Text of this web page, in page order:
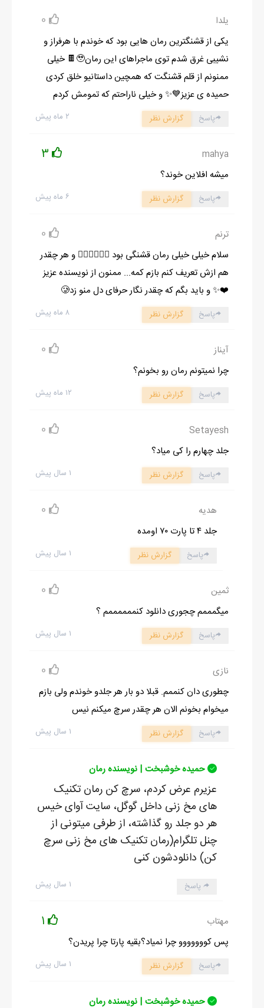
یلدا 0
یکی از قشنگترین رمان هایی بود که خوندم با هرفراز و
نشیبی غرق شدم توی ماجراهای این رمان🥹🍫 خیلی
ممنونم از قلم قشنگت که همچین داستانیو خلق کردی
حمیده ی عزیز💙✨ و خیلی ناراحتم که تمومش کردم
۲ ماه پیش پاسخ گزارش نظر
mahya
3
میشه افلاین خوند؟
۶ ماه پیش پاسخ گزارش نظر
ترنم 0
سلام خیلی خیلی رمان قشنگی بود 👌🏻👌🏻👌🏻 و هر چقدر
هم ازش تعریف کنم بازم کمه... ممنون از نویسنده عزیز
❤️✨️ و باید بگم که چقدر نگار حرفای دل منو زد🥲
۸ ماه پیش پاسخ گزارش نظر
آیناز 0
چرا نمیتونم رمان رو بخونم؟
۱۲ ماه پیش پاسخ گزارش نظر
Setayesh
0
جلد چهارم را کی میاد؟
۱ سال پیش پاسخ گزارش نظر
هدیه 0
جلد ۴ تا پارت ۷۰ اومده
۱ سال پیش پاسخ گزارش نظر
ثمین 0
میگمممم چجوری دانلود کنممممممم ؟
۱ سال پیش پاسخ گزارش نظر
نازی 0
چطوری دان کنممم. قبلا دو بار هر جلدو خوندم ولی بازم
میخوام بخونم الان هر چقدر سرچ میکنم نیس
۱ سال پیش پاسخ گزارش نظر
حمیده خوشبخت | نویسنده رمان
عزیرم عرض کردم، سرچ کن رمان تکنیک
های مخ زنی داخل گوگل، سایت آوای خیس
هر دو جلد رو گذاشته، از طرفی میتونی از
چنل تلگرام(رمان تکنیک های مخ زنی سرچ
کن) دانلودشون کنی
۱ سال پیش پاسخ
مهتاب 1
پس کووووووو چرا نمیاد؟بقیه پارتا چرا پریدن؟
۱ سال پیش پاسخ گزارش نظر
حمیده خوشبخت | نویسنده رمان